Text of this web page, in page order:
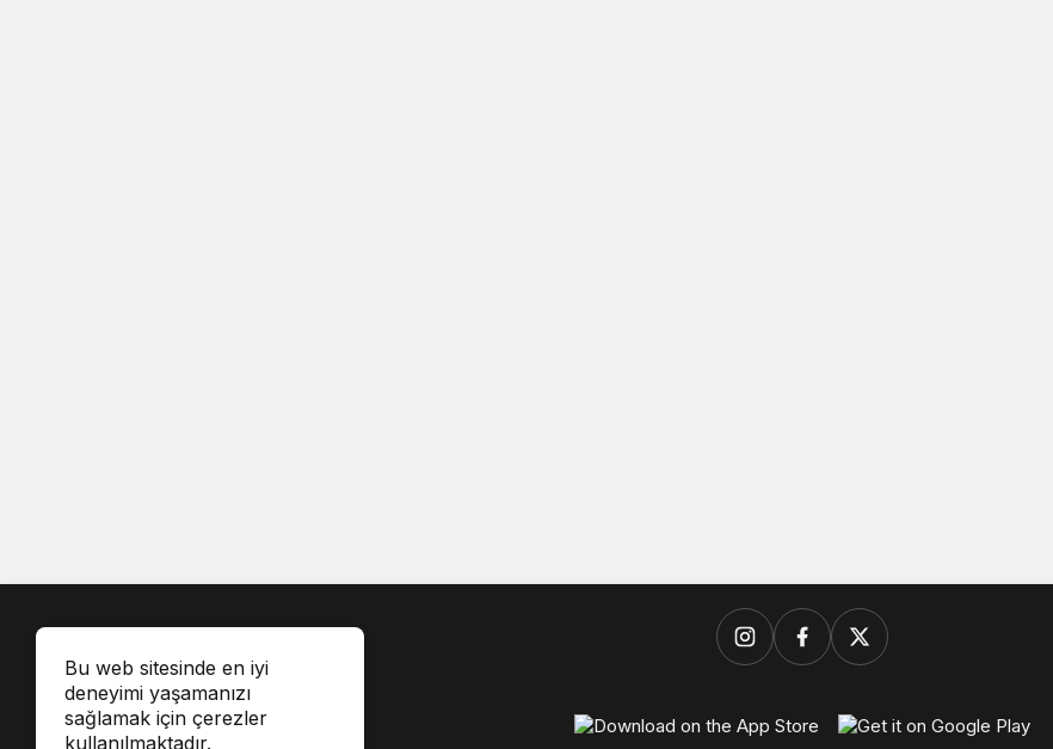
Bu web sitesinde en iyi
deneyimi yaşamanızı
sağlamak için çerezler
kullanılmaktadır.